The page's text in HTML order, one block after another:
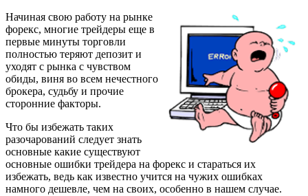
Начиная свою работу на рынке
форекс, многие трейдеры еще в
первые минуты торговли
полностью теряют депозит и
уходят с рынка с чувством
обиды, виня во всем нечестного
брокера, судьбу и прочие
сторонние факторы.
Что бы избежать таких
разочарований следует знать
основные какие существуют
основные ошибки трейдера на форекс и стараться их
избежать, ведь как известно учится на чужих ошибках
намного дешевле, чем на своих, особенно в нашем случае.